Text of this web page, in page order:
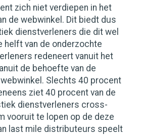
zich niet verdiepen in het
de webwinkel. Dit biedt dus
dienstverleners die dit wel
helft van de onderzochte
redeneert vanuit het
de behoefte van de
Slechts 40 procent
ziet 40 procent van de
dienstverleners cross-
vooruit te lopen op de deze
last mile distributeurs speelt